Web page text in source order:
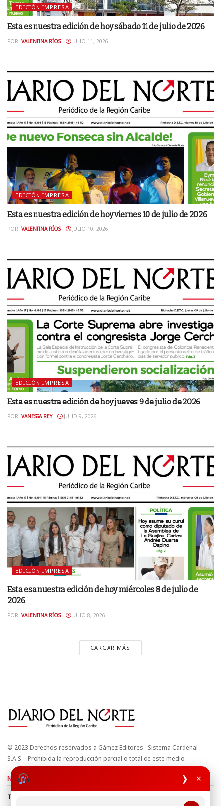
❯ ×
EDICIÓN IMPRESA
Esta es nuestra edición de hoy sábado 11 de julio de 2026
POR: VALENTINA RÍOS JULIO 11, 2026
EDICIÓN IMPRESA
Esta es nuestra edición de hoy viernes 10 de julio de 2026
POR: VALENTINA RÍOS JULIO 10, 2026
EDICIÓN IMPRESA
Esta es nuestra edición de hoy jueves 9 de julio de 2026
POR: VANESSA REY JULIO 9, 2026
EDICIÓN IMPRESA
Esta esa nuestra edición de hoy miércoles 8 de julio de
2026
POR: VALENTINA RÍOS JULIO 8, 2026
CARGAR MÁS
© 2023 Derechos reservados a Gámez Editores - Sistema Cardenal
S.A.S. - Prohibida la reproducción parcial o total de este medio.
Nuestros sitios
Términos y Condiciones